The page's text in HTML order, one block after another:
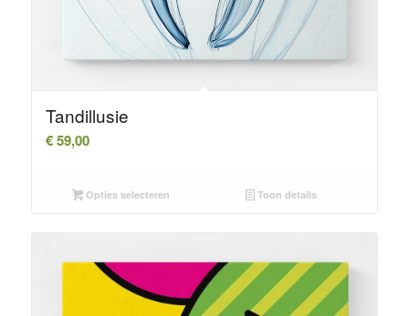
Tandillusie
€59,00
Opties selecteren Toon details